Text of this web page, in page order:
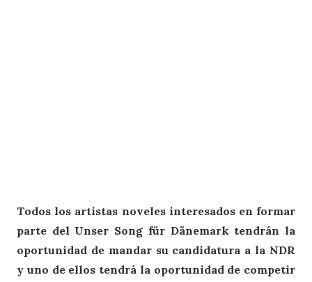
Todos los artistas noveles interesados en formar
parte del Unser Song für Dänemark tendrán la
oportunidad de mandar su candidatura a la NDR
y uno de ellos tendrá la oportunidad de competir